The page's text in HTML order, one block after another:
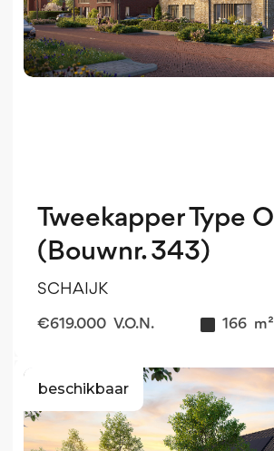
Tweekapper Type O
(Bouwnr. 343)
SCHAIJK
€619.000 V.O.N. 166 m²
beschikbaar